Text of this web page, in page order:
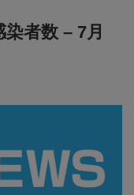
者数 – 7月